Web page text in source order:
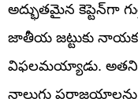
అద్భుతమైన కెప్టెన్‌గా
జాతీయ జట్టుకు
విఫలమయ్యాడు. అతని
నాలుగు పరాజయాలను